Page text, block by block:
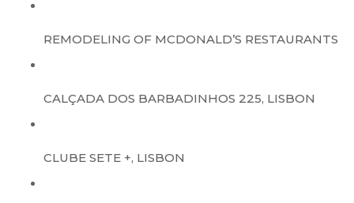
REMODELING OF MCDONALD’S RESTAURANTS
CALÇADA DOS BARBADINHOS 225, LISBON
CLUBE SETE +, LISBON